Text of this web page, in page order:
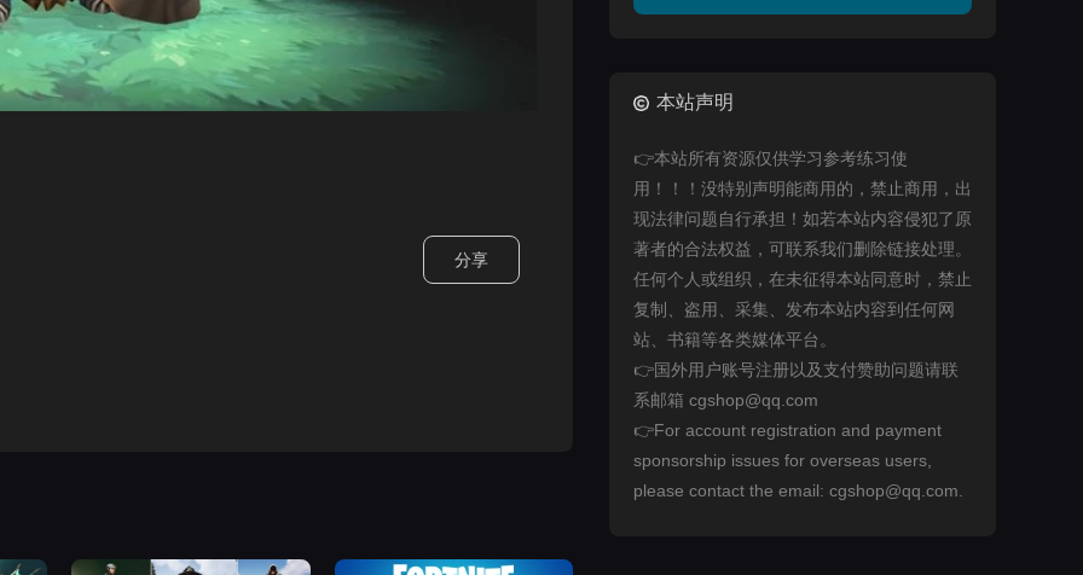
分享
本站声明
👉本站所有资源仅供学习参考练习使
用！！！没特别声明能商用的，禁止商用，出
现法律问题自行承担！如若本站内容侵犯了原
著者的合法权益，可联系我们删除链接处理。
任何个人或组织，在未征得本站同意时，禁止
复制、盗用、采集、发布本站内容到任何网
站、书籍等各类媒体平台。
👉国外用户账号注册以及支付赞助问题请联
系邮箱 cgshop@qq.com
👉For account registration and payment
sponsorship issues for overseas users,
please contact the email: cgshop@qq.com.